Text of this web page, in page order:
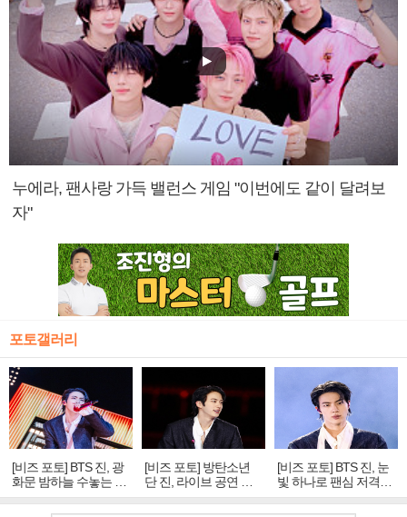
누에라, 팬사랑 가득 밸런스 게임 "이번에도 같이 달려보
자"
포토갤러리
[비즈 포토] BTS 진, 광
화문 밤하늘 수놓는 '비
주얼 킹'의 열창
[비즈 포토] 방탄소년
단 진, 라이브 공연 중
빛나는 독보적 아우라
[비즈 포토] BTS 진, 눈
빛 하나로 팬심 저격…
독보적 카리스마